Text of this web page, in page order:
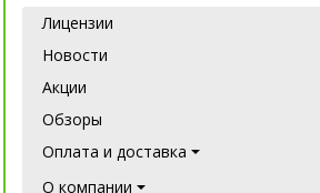
Лицензии
Новости
Акции
Обзоры
Оплата и доставка
О компании